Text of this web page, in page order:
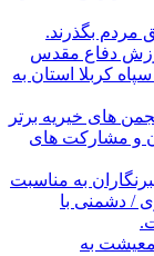
مردم بگذرند.
ارزش دفاع مقدس
کربلا استان به
های خیریه برتر
و مشارکت های
به مناسبت
/ دشمنی با
کمک معیشت به